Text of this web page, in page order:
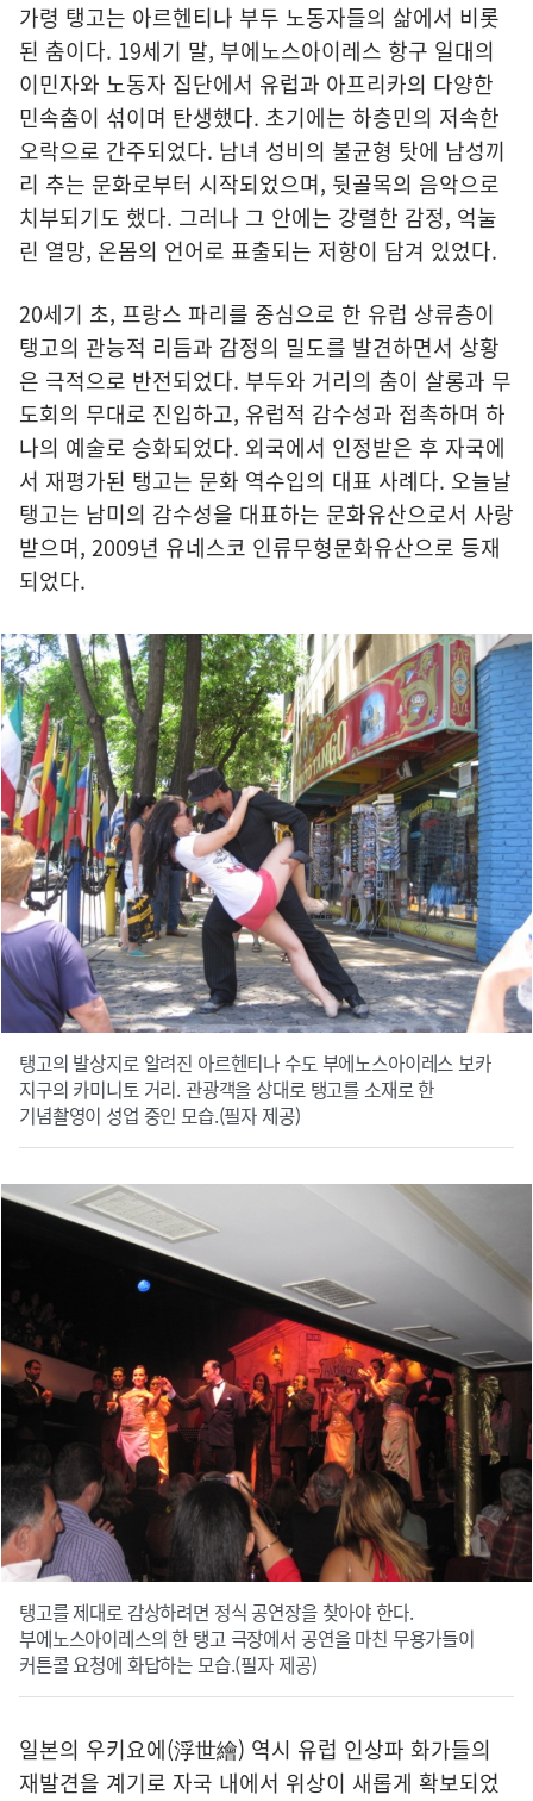
가령 탱고는 아르헨티나 부두 노동자들의 삶에서 비롯
된 춤이다. 19세기 말, 부에노스아이레스 항구 일대의
이민자와 노동자 집단에서 유럽과 아프리카의 다양한
민속춤이 섞이며 탄생했다. 초기에는 하층민의 저속한
오락으로 간주되었다. 남녀 성비의 불균형 탓에 남성끼
리 추는 문화로부터 시작되었으며, 뒷골목의 음악으로
치부되기도 했다. 그러나 그 안에는 강렬한 감정, 억눌
린 열망, 온몸의 언어로 표출되는 저항이 담겨 있었다.
20세기 초, 프랑스 파리를 중심으로 한 유럽 상류층이
탱고의 관능적 리듬과 감정의 밀도를 발견하면서 상황
은 극적으로 반전되었다. 부두와 거리의 춤이 살롱과 무
도회의 무대로 진입하고, 유럽적 감수성과 접촉하며 하
나의 예술로 승화되었다. 외국에서 인정받은 후 자국에
서 재평가된 탱고는 문화 역수입의 대표 사례다. 오늘날
탱고는 남미의 감수성을 대표하는 문화유산으로서 사랑
받으며, 2009년 유네스코 인류무형문화유산으로 등재
되었다.
탱고의 발상지로 알려진 아르헨티나 수도 부에노스아이레스 보카
지구의 카미니토 거리. 관광객을 상대로 탱고를 소재로 한
기념촬영이 성업 중인 모습.(필자 제공)
탱고를 제대로 감상하려면 정식 공연장을 찾아야 한다.
부에노스아이레스의 한 탱고 극장에서 공연을 마친 무용가들이
커튼콜 요청에 화답하는 모습.(필자 제공)
일본의 우키요에(浮世繪) 역시 유럽 인상파 화가들의
재발견을 계기로 자국 내에서 위상이 새롭게 확보되었